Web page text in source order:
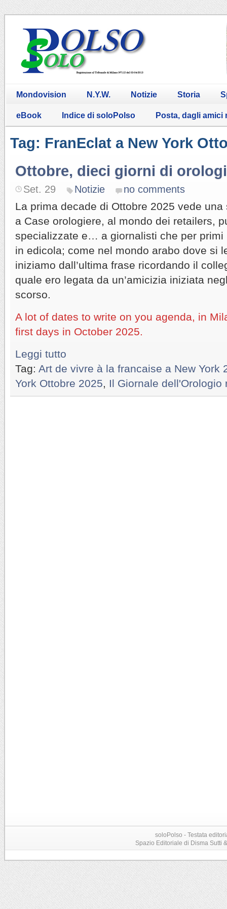
Mondovision N.Y.W. Notizie Storia
eBook Indice di soloPolso Posta, dagli amici
Tag: FranEclat a New York
Ottobre, dieci giorni di orologi
Set. 29 Notizie no comments
La prima decade di Ottobre 2025 vede
a Case orologiere, al mondo dei retailers,
specializzate e… a giornalisti che per primi
in edicola; come nel mondo arabo dove si
iniziamo dall’ultima frase ricordando il
quale ero legata da un’amicizia iniziata
scorso.
A lot of dates to write on you agenda, in
first days in October 2025.
Leggi tutto
Tag: Art de vivre à la francaise a New York
York Ottobre 2025
Il Giornale dell'Orologio
soloPolso - Testata
Spazio Editoriale di Disma Sutti